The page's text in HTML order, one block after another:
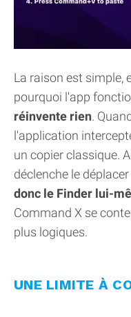
La raison est simple,
pourquoi l'app
réinvente rien.
l'application
un copier classique.
déclenche le
donc le Finder lui-
Command X se
plus logiques.
UNE LIMITE À